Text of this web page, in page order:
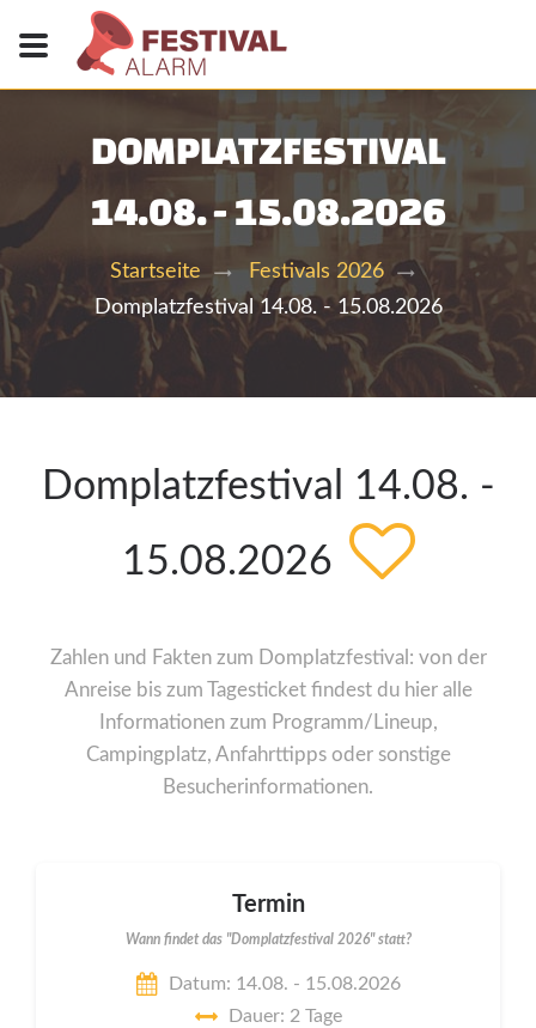
DOMPLATZFESTIVAL
14.08. - 15.08.2026
Startseite
Festivals 2026
Domplatzfestival 14.08. - 15.08.2026
Domplatzfestival 14.08. -
15.08.2026
Zahlen und Fakten zum Domplatzfestival: von der
Anreise bis zum Tagesticket findest du hier alle
Informationen zum Programm/Lineup,
Campingplatz, Anfahrttipps oder sonstige
Besucherinformationen.
Termin
Wann findet das "Domplatzfestival 2026" statt?
Datum: 14.08. - 15.08.2026
Dauer: 2 Tage